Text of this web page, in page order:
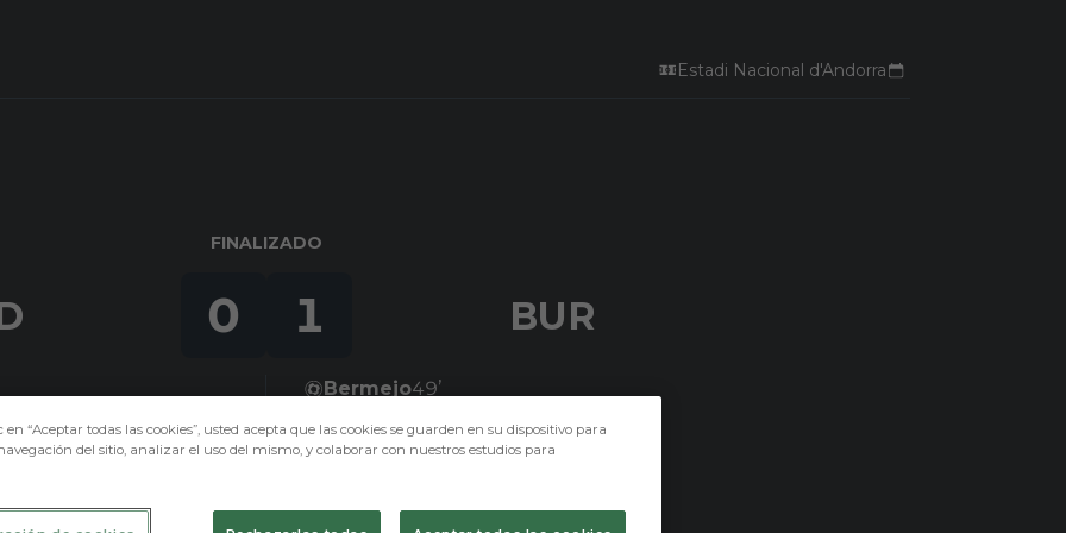
Estadi Nacional d'Andorra
FINALIZADO
0 1 BUR
49’
Bermejo
“Aceptar todas las cookies”, usted acepta que las cookies se guarden en su dispositivo para
del sitio, analizar el uso del mismo, y colaborar con nuestros estudios para